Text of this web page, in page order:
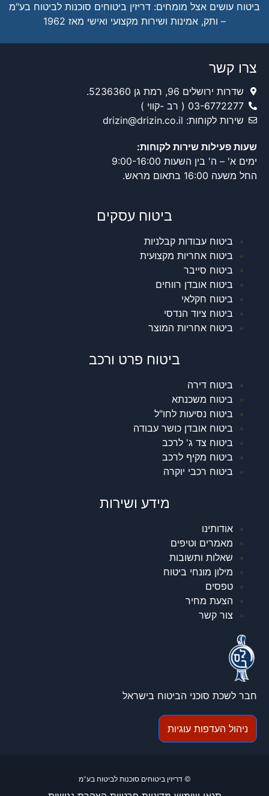
ביטוח עושים אצל מומחים: דריזין ביטוחים סוכנות לביטוח בע"מ
– ותק, אמינות ושירות מקצועי ואישי מאז 1962
צרו קשר
שדרות ירושלים 96, רמת גן 5236360.
03-6772277 ( רב -קווי )
שירות לקוחות: drizin@drizin.co.il
שעות פעילות שירות לקוחות:
ימים א' – ה' בין השעות 9:00-16:00
החל משעה 16:00 בתאום מראש.
ביטוח עסקים
ביטוח עבודות קבלניות
ביטוח אחריות מקצועית
ביטוח סייבר
ביטוח אובדן רווחים
ביטוח חקלאי
ביטוח ציוד הנדסי
ביטוח אחריות המוצר
ביטוח פרט ורכב
ביטוח דירה
ביטוח משכנתא
ביטוח נסיעות לחו"ל
ביטוח אובדן כושר עבודה
ביטוח צד ג' לרכב
ביטוח מקיף לרכב
ביטוח רכבי יוקרה
מידע ושירות
אודותינו
מאמרים וטיפים
שאלות ותשובות
מילון מונחי ביטוח
טפסים
הצעת מחיר
צור קשר
חבר לשכת סוכני הביטוח בישראל
ניהול העדפות עוגיות
© דריזין ביטוחים סוכנות לביטוח בע"מ